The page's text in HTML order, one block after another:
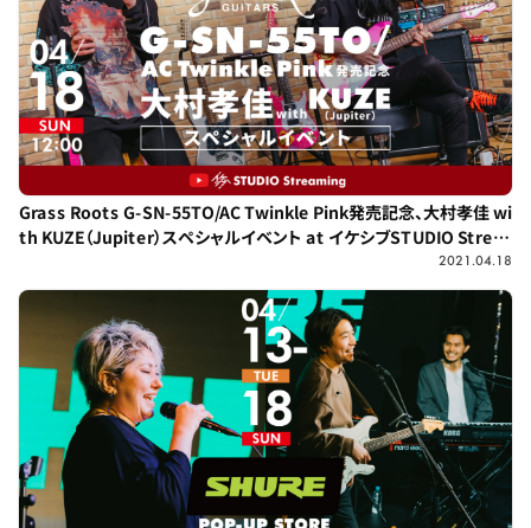
Grass Roots G-SN-55TO/AC Twinkle Pink発売記念、大村孝佳 wi
th KUZE（Jupiter）スペシャルイベント at イケシブSTUDIO Strea
2021.04.18